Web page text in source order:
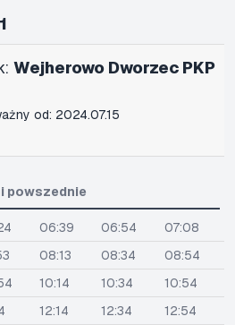
Wejherowo Dworzec PKP
od: 2024.07.15
powszednie
06:39 06:54
07:08
08:13 08:34
08:54
10:14 10:34
10:54
12:14 12:34
12:54